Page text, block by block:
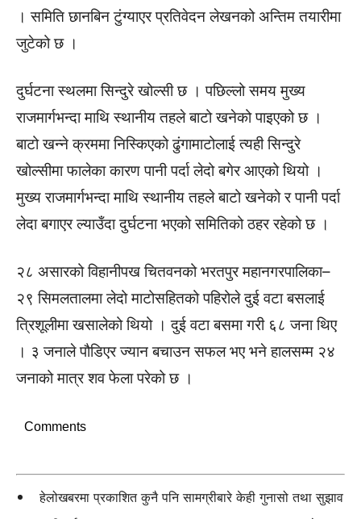
। समिति छानबिन टुंग्याएर प्रतिवेदन लेखनको अन्तिम तयारीमा
जुटेको छ ।
दुर्घटना स्थलमा सिन्दुरे खोल्सी छ । पछिल्लो समय मुख्य
राजमार्गभन्दा माथि स्थानीय तहले बाटो खनेको पाइएको छ ।
बाटो खन्ने क्रममा निस्किएको ढुंगामाटोलाई त्यही सिन्दुरे
खोल्सीमा फालेका कारण पानी पर्दा लेदो बगेर आएको थियो ।
मुख्य राजमार्गभन्दा माथि स्थानीय तहले बाटो खनेको र पानी पर्दा
लेदा बगाएर ल्याउँदा दुर्घटना भएको समितिको ठहर रहेको छ ।
२८ असारको विहानीपख चितवनको भरतपुर महानगरपालिका–
२९ सिमलतालमा लेदो माटोसहितको पहिरोले दुई वटा बसलाई
त्रिशूलीमा खसालेको थियो । दुई वटा बसमा गरी ६८ जना थिए
। ३ जनाले पौडिएर ज्यान बचाउन सफल भए भने हालसम्म २४
जनाको मात्र शव फेला परेको छ ।
Comments
हेलोखबरमा प्रकाशित कुनै पनि सामग्रीबारे केही गुनासो तथा सुझाव